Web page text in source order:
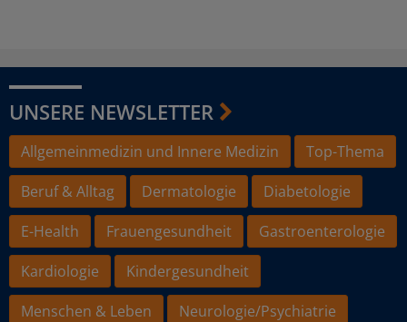
UNSERE NEWSLETTER
Allgemeinmedizin und Innere Medizin
Top-Thema
Beruf & Alltag
Dermatologie
Diabetologie
E-Health
Frauengesundheit
Gastroenterologie
Kardiologie
Kindergesundheit
Menschen & Leben
Neurologie/Psychiatrie